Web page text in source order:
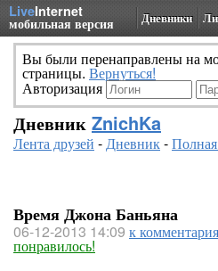
LiveInternet
мобильная версия Дневники
Вы были перенаправлены на
страницы. Вернуться!
Авторизация
Дневник ZnichKa
Лента друзей -Дневник-
Время Джона Баньяна
06-12-2013 14:09 к
понравилось!